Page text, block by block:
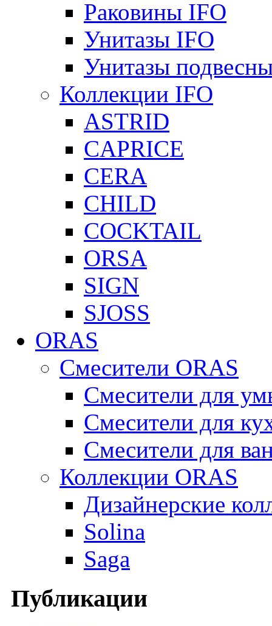
Раковины IFO
Унитазы IFO
Унитазы
Коллекции IFO
ASTRID
CAPRICE
CERA
CHILD
COCKTAIL
ORSA
SIGN
SJOSS
ORAS
Смесители ORAS
Смесители для
Смесители для
Смесители для
Коллекции ORAS
Дизайнерские
Solina
Saga
Публикации